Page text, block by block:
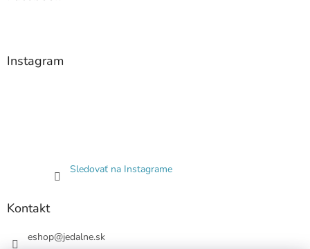
Instagram
Sledovať na Instagrame
Kontakt
eshop@jedalne.sk